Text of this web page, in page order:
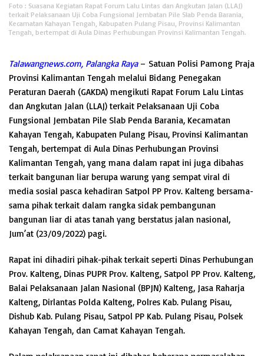
Foto : Suasana Kegiatan Rapat Forum Lalu Lintas dan Angkutan Jalan (LLAJ)
terkait Pelaksanaan Uji Coba Fungsional Jembatan Pile Slab Penda Barania,
Kecamatan Kahayan Tengah, Kabupaten Pulang Pisau, Provinsi Kalimantan
Tengah, bertempat di Aula Dinas Perhubungan Provinsi Kalimantan Tengah.
Talawangnews.com, Palangka Raya– Satuan Polisi Pamong Praja
Provinsi Kalimantan Tengah melalui Bidang Penegakan
Peraturan Daerah (GAKDA) mengikuti Rapat Forum Lalu Lintas
dan Angkutan Jalan (LLAJ) terkait Pelaksanaan Uji Coba
Fungsional Jembatan Pile Slab Penda Barania, Kecamatan
Kahayan Tengah, Kabupaten Pulang Pisau, Provinsi Kalimantan
Tengah, bertempat di Aula Dinas Perhubungan Provinsi
Kalimantan Tengah, yang mana dalam rapat ini juga dibahas
terkait bangunan liar berupa warung yang sempat viral di
media sosial pasca kehadiran Satpol PP Prov. Kalteng bersama-
sama pihak terkait dalam rangka sidak pembangunan
bangunan liar di atas tanah yang berstatus jalan nasional,
Jum’at (23/09/2022) pagi.
Rapat ini dihadiri pihak-pihak terkait seperti Dinas Perhubungan
Prov. Kalteng, Dinas PUPR Prov. Kalteng, Satpol PP Prov. Kalteng,
Balai Pelaksanaan Jalan Nasional (BPJN) Kalteng, Jasa Raharja
Kalteng, Dirlantas Polda Kalteng, Polres Kab. Pulang Pisau,
Dishub Kab. Pulang Pisau, Satpol PP Kab. Pulang Pisau, Polsek
Kahayan Tengah, dan Camat Kahayan Tengah.